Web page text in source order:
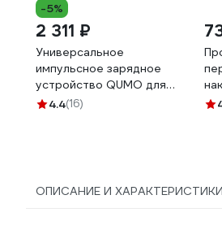
-5%
2 311 ₽
Универсальное
импульсное зарядное
устройство QUMO для
аккумуляторов с
емкостью 12V 2-
4.4(16)
ОПИСАНИЕ И ХАРАКТЕРИСТИКИ